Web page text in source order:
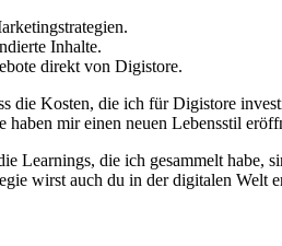
Inhalte.
direkt ⁤von Digistore.
die Kosten, die ich ⁣für Digistore
mir einen neuen Lebensstil⁤
Learnings, die ‌ich gesammelt habe,
wirst‍ auch du in der digitalen Welt